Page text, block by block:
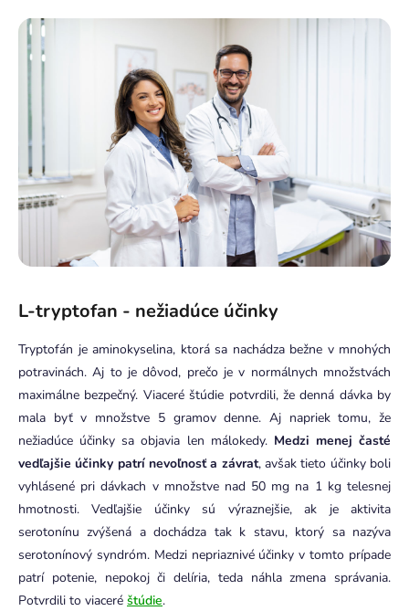
L-tryptofan - nežiadúce účinky
Tryptofán je aminokyselina, ktorá sa nachádza bežne v mnohých
potravinách. Aj to je dôvod, prečo je v normálnych množstvách
maximálne bezpečný. Viaceré štúdie potvrdili, že denná dávka by
mala byť v množstve 5 gramov denne. Aj napriek tomu, že
nežiadúce účinky sa objavia len málokedy. Medzi menej časté
vedľajšie účinky patrí nevoľnosť a závrat, avšak tieto účinky boli
vyhlásené pri dávkach v množstve nad 50 mg na 1 kg telesnej
hmotnosti. Vedľajšie účinky sú výraznejšie, ak je aktivita
serotonínu zvýšená a dochádza tak k stavu, ktorý sa nazýva
serotonínový syndróm. Medzi nepriaznivé účinky v tomto prípade
patrí potenie, nepokoj či delíria, teda náhla zmena správania.
Potvrdili to viaceré štúdie.